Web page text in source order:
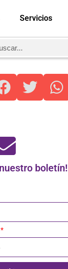
Servicios
boletín!